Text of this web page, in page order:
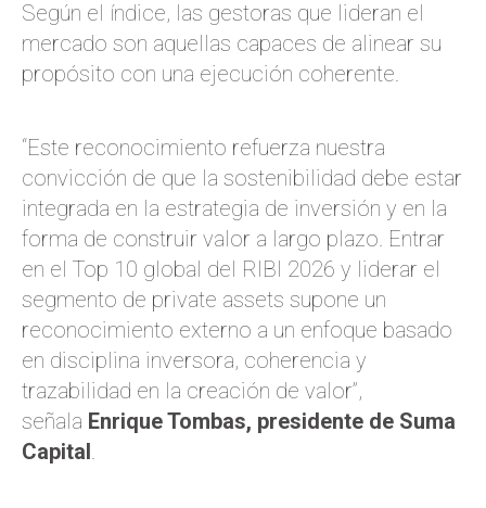
Según el índice, las gestoras que lideran el
mercado son aquellas capaces de alinear su
propósito con una ejecución coherente.
“Este reconocimiento refuerza nuestra
convicción de que la sostenibilidad debe estar
integrada en la estrategia de inversión y en la
forma de construir valor a largo plazo. Entrar
en el Top 10 global del RIBI 2026 y liderar el
segmento de private assets supone un
reconocimiento externo a un enfoque basado
en disciplina inversora, coherencia y
trazabilidad en la creación de valor”,
señala Enrique Tombas, presidente de Suma
Capital.